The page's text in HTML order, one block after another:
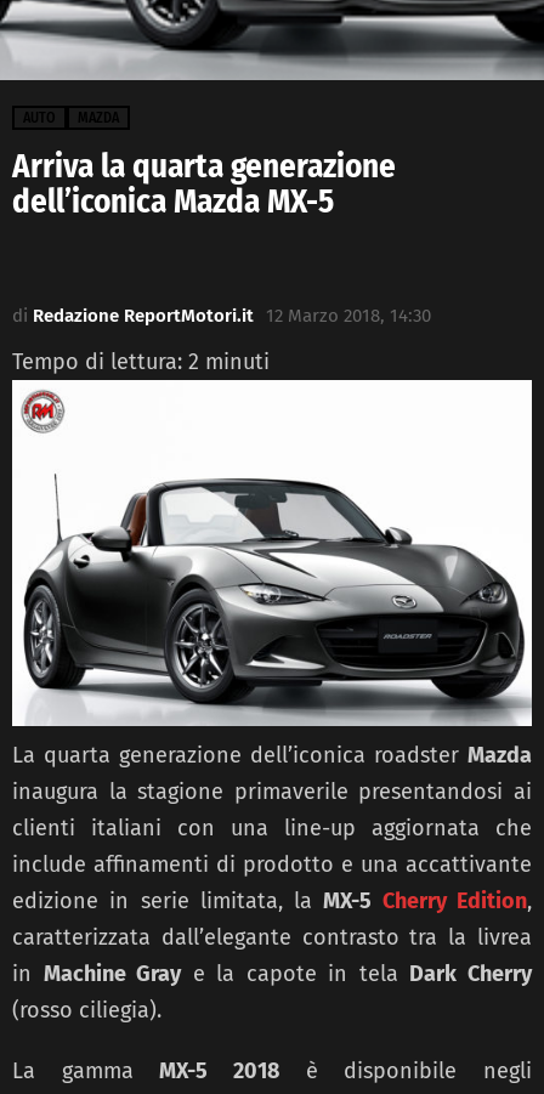
AUTO MAZDA
Arriva la quarta generazione
dell’iconica Mazda MX-5
di Redazione ReportMotori.it 12 Marzo 2018, 14:30
Tempo di lettura: 2 minuti
La quarta generazione dell’iconica roadster Mazda
inaugura la stagione primaverile presentandosi ai
clienti italiani con una line-up aggiornata che
include affinamenti di prodotto e una accattivante
edizione in serie limitata, laMX-5 Cherry Edition,
caratterizzata dall’elegante contrasto tra la livrea
in Machine Graye la capote in tela Dark Cherry
(rosso ciliegia).
La gammaMX-5 2018 è disponibile negli